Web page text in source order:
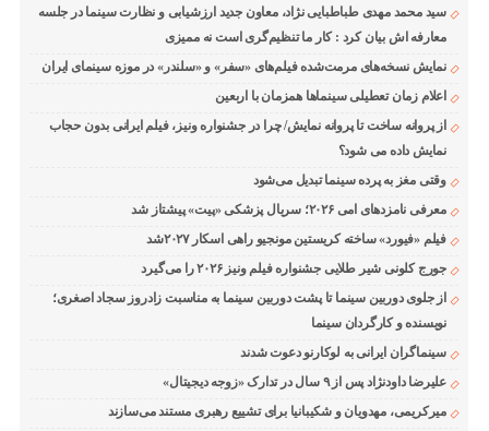
سید محمد مهدی طباطبایی نژاد، معاون جدید ارزشیابی و نظارت سینما در جلسه
معارفه اش بیان کرد : کار ما تنظیم‌گری است نه ممیزی
نمایش نسخه‌های مرمت‌شده فیلم‌های «سفر» و «سلندر» در موزه سینمای ایران
اعلام زمان تعطیلی سینماها همزمان با اربعین
از پروانه ساخت تا پروانه نمایش/ چرا در جشنواره ونیز، فیلم ایرانی بدون حجاب
نمایش داده می شود؟
وقتی مغز به پرده سینما تبدیل می‌شود
معرفی نامزدهای امی ۲۰۲۶؛ سریال پزشکی «پیت» پیشتاز شد
فیلم «فیورد» ساخته کریستین مونجیو راهی اسکار ۲۰۲۷شد
جورج کلونی شیر طلایی جشنواره فیلم ونیز ۲۰۲۶ را می‌گیرد
از جلوی دوربین سینما تا پشت دوربین سینما به مناسبت زادروز سجاد اصغری؛
نویسنده و کارگردان سینما
سینماگران ایرانی به لوکارنو دعوت شدند
علیرضا داودنژاد پس از ۹ سال در تدارک «زوجه دیجیتال»
میرکریمی، مهدویان و شکیبانیا برای تشییع رهبری مستند می‌سازند